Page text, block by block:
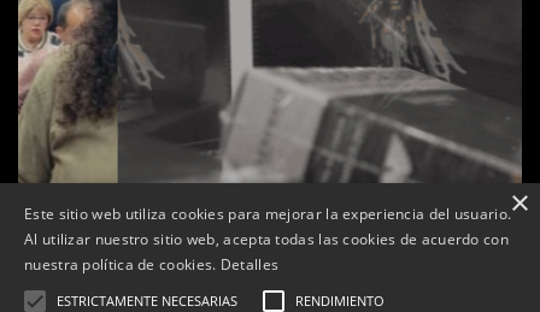
×
Este sitio web utiliza cookies para mejorar la experiencia del usuario.
Al utilizar nuestro sitio web, acepta todas las cookies de acuerdo con
nuestra política de cookies. Detalles
ESTRICTAMENTE NECESARIAS RENDIMIENTO